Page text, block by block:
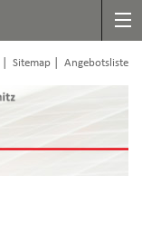
Sitemap Angebotsliste